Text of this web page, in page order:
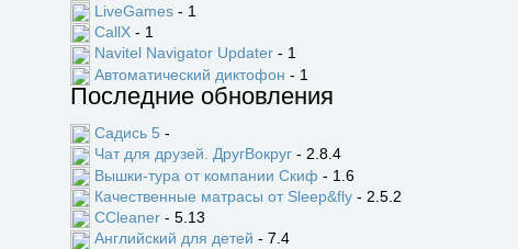
LiveGames - 1
CallX - 1
Navitel Navigator Updater - 1
Автоматический диктофон - 1
Последние обновления
Садись 5 -
Чат для друзей. ДругВокруг - 2.8.4
Вышки-тура от компании Скиф - 1.6
Качественные матрасы от Sleep&fly - 2.5.2
CCleaner - 5.13
Английский для детей - 7.4